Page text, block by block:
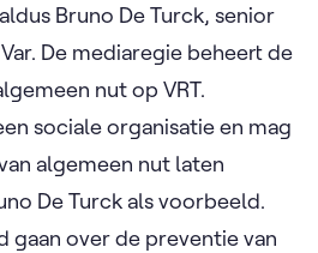
Bruno De Turck​​​​, senior
De mediaregie beheert de
nut op VRT.
sociale organisatie en mag
algemeen nut laten
De Turck als voorbeeld.
gaan over de preventie van